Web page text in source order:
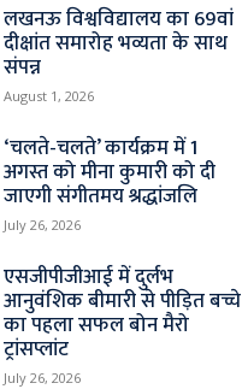
लखनऊ विश्वविद्यालय का 69वां
दीक्षांत समारोह भव्यता के साथ
संपन्न
August 1, 2026
‘चलते-चलते’ कार्यक्रम में 1
अगस्त को मीना कुमारी को दी
जाएगी संगीतमय श्रद्धांजलि
July 26, 2026
एसजीपीजीआई में दुर्लभ
आनुवंशिक बीमारी से पीड़ित बच्चे
का पहला सफल बोन मैरो
ट्रांसप्लांट
July 26, 2026